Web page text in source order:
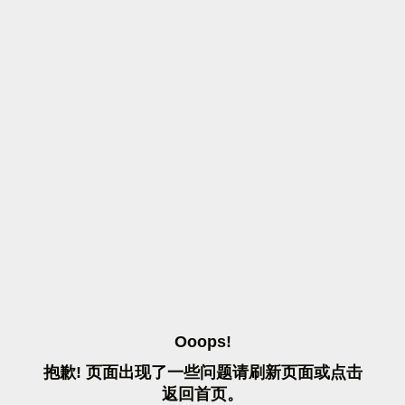
OOOPS!
抱歉! 页面出现了一些问题请刷 新页面或点击
返 回首页。